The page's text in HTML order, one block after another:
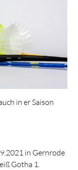
in er Saison
in Gernrode
Gotha 1.